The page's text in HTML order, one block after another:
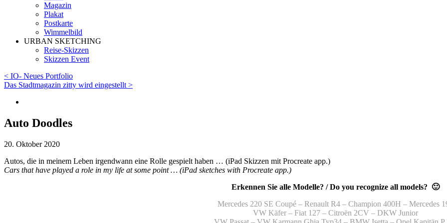
Magazin
Plakat
Postkarte
Wimmelbild
URBAN SKETCHING
Reise-Skizzen
Skizzen Event
< IO- Neues Portfolio
Das Stadtmagazin zitty wird eingestellt >
Auto Doodles
20. Oktober 2020
Autos, die in meinem Leben irgendwann eine Rolle gespielt haben … (iPad Skizzen mit Procreate app.)
Cars that have played a role in my life at some point … (iPad sketches with Procreate app.)
Erkennen Sie alle Modelle? / Do you recognize all models? 🙂
Mercedes 220 SE Coupé – Renault R4 – Champion 400H – Mercedes
VW Käfer – Fiat 127 – Citroën 2CV – DKW Junior